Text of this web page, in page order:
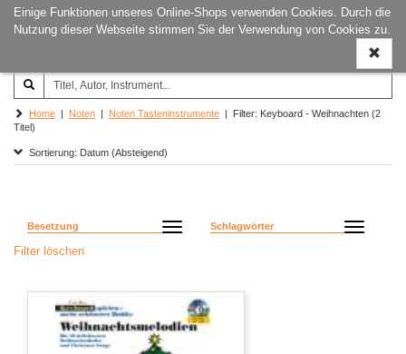
Einige Funktionen unseres Online-Shops verwenden Cookies. Durch die
Nutzung dieser Webseite stimmen Sie der Verwendung von Cookies zu.
ein-/
Joachim‐Trekel‐Musikverlag,
Hamburg
Home | Noten | Noten Tasteninstrumente | Filter: Keyboard - Weihnachten (2
Titel)
Sortierung: Datum (Absteigend)
Besetzung Schlagwörter
Filter löschen